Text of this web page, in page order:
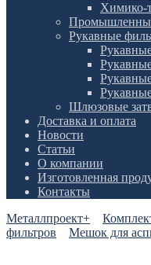
Химико-
Рукавные
Шлюзовые
Доставка и оплата
Новости
Статьи
О компании
Изготовленная
Контакты
Металлпроект+
фильтров
Мешок для